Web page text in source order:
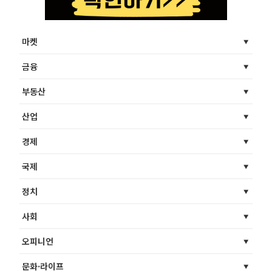
마켓
금융
부동산
산업
경제
국제
정치
사회
오피니언
문화·라이프